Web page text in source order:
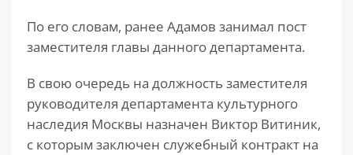
По его словам, ранее Адамов занимал пост
заместителя главы данного департамента.
В свою очередь на должность заместителя
руководителя департамента культурного
наследия Москвы назначен Виктор Витиник,
с которым заключен служебный контракт на